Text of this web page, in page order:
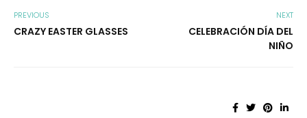
PREVIOUS
CRAZY EASTER GLASSES
NEXT
CELEBRACIÓN DÍA DEL
NIÑO